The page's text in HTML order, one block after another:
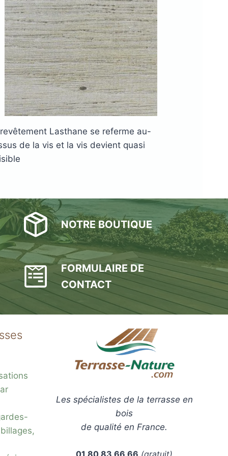
Lasthane se referme au-
de la vis et la vis devient quasi
NOTRE BOUTIQUE
FORMULAIRE DE
CONTACT
Les spécialistes de la terrasse en
bois
de qualité en France.